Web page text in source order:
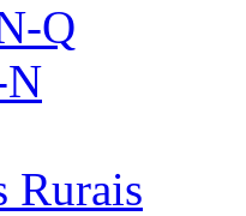
Q
Rurais